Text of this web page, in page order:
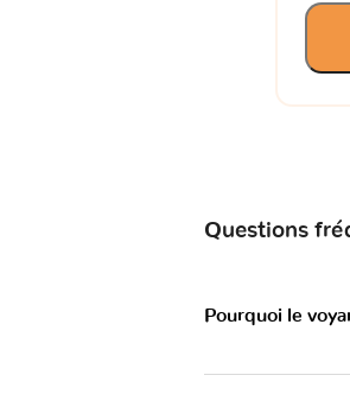
Questions
Pourquoi le